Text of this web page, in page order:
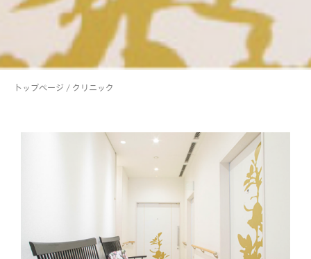
valuable features
トップページ / クリニック